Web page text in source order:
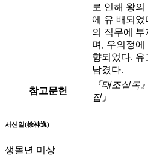
로 인해 왕
에 유 배되었
의 직무에
며, 우의정에
향되었다.
남겼다.
참고문헌
『태조실록
집』
서신일(徐神逸)
생몰년 미상